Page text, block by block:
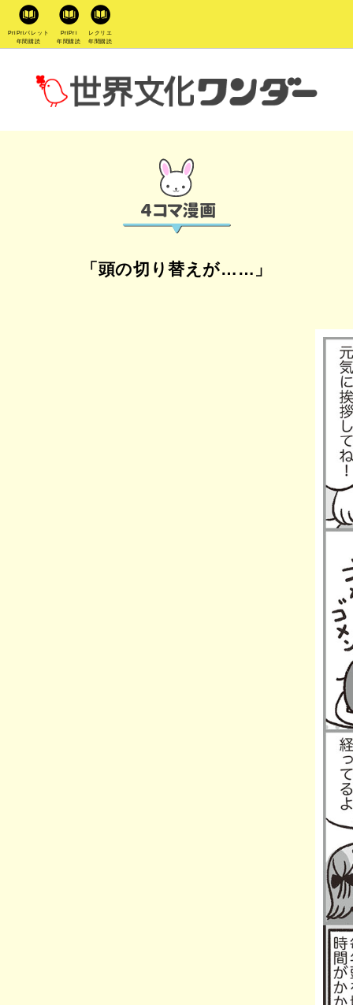
PriPriパレット
年間購読
PriPri
年間購読
レクリエ
年間購読
「頭の切り替えが……」